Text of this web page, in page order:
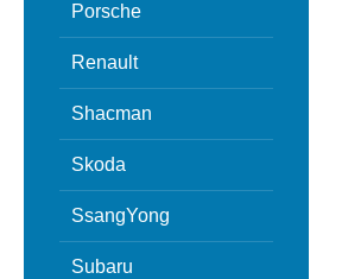
Porsche
Renault
Shacman
Skoda
SsangYong
Subaru